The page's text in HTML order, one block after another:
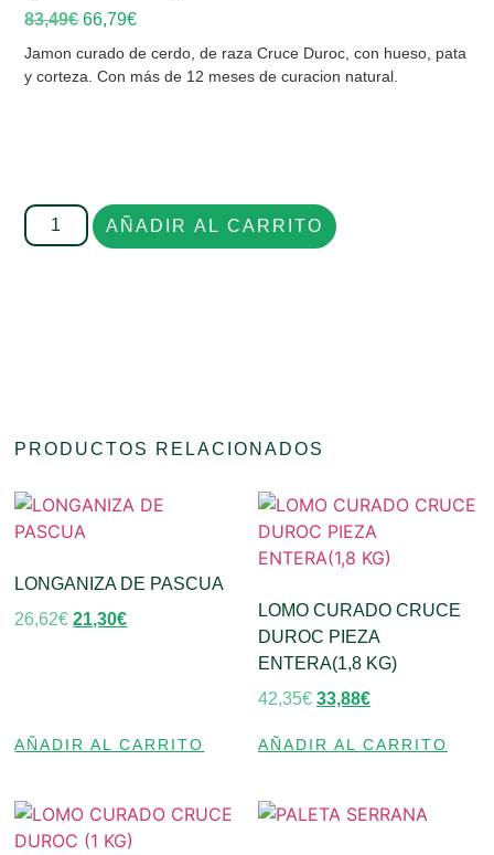
83,49€ 66,79€
Jamon curado de cerdo, de raza Cruce Duroc, con hueso, pata
y corteza. Con más de 12 meses de curacion natural.
AÑADIR AL CARRITO
PRODUCTOS RELACIONADOS
LONGANIZA DE PASCUA
26,62€ 21,30€
AÑADIR AL CARRITO
LOMO CURADO CRUCE
DUROC PIEZA
ENTERA(1,8 KG)
42,35€ 33,88€
AÑADIR AL CARRITO